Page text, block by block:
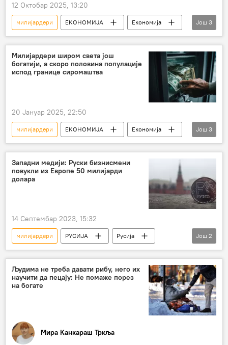
12 Октобар 2025, 13:20
милијардери ЕКОНОМИЈА
Економија
Свет – економија
Европа Немачка
Још 3
Милијардери широм света још
богатији, а скоро половина популације
испод границе сиромаштва
20 Јануар 2025, 22:50
милијардери ЕКОНОМИЈА
Економија
Свет – економија
богатство
Још 3
Западни медији: Руски бизнисмени
повукли из Европе 50 милијарди
долара
14 Септембар 2023, 15:32
милијардери РУСИЈА
Русија
Русија – економија
бизнисмени
Још 2
Људима не треба давати рибу, него их
научити да пецају: Не помаже порез
на богате
Мира Канкараш Тркља